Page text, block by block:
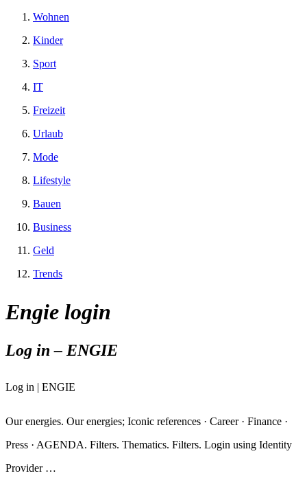
Wohnen
Kinder
Sport
IT
Freizeit
Urlaub
Mode
Lifestyle
Bauen
Business
Geld
Trends
Engie login
Log in – ENGIE
Log in | ENGIE
Our energies. Our energies; Iconic references · Career · Finance ·
Press · AGENDA. Filters. Thematics. Filters. Login using Identity
Provider …